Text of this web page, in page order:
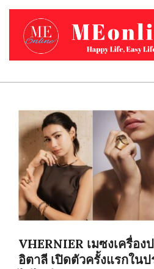
Skip
content
Primary
Menu
VHERNIER เมซงเครื่อ
อิตาลี เปิดตัวครั้งแรกใน